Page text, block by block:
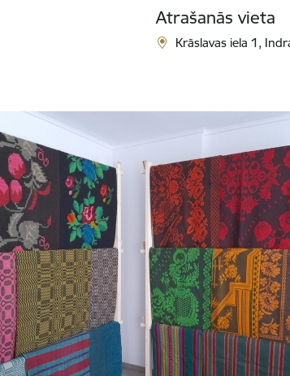
Atrašanās vieta
Krāslavas iela 1,